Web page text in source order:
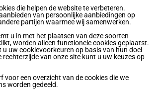
- 7 Uitslagen
- 1 Uitslagen
die helpen de website te verbeteren.
van persoonlijke aanbiedingen op
partijen waarmee wij samenwerken.
u in met het plaatsen van deze soorten
worden alleen functionele cookies geplaatst.
uw cookievoorkeuren op basis van hun doel
rechterzijde van onze site kunt u uw keuzes op
voor een overzicht van de cookies die we
worden gedeeld.